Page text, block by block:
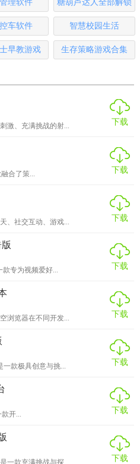
理软件
糖葫芦达人全部解锁
版
车软件 智慧校园生活
早教游戏 生存策略游戏合集
激、充满挑战的射...
下载
合了策...
下载
、社交互动、游戏...
下载
专为视频爱好...
下载
浏览器在不同开发...
下载
一款极具创意与挑...
下载
开...
下载
一款充满挑战与探...
下载